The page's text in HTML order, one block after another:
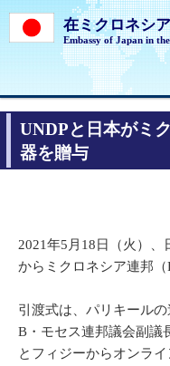
在ミクロネシ
Embassy of Japan in
UNDPと日本がミ
器を贈与
2021年5月18日（火）
からミクロネシア連邦（
引渡式は、パリキール
B・モセス連邦議会副議
とフィジーからオンラ